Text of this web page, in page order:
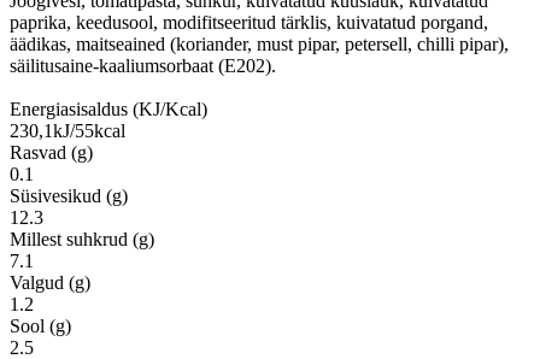
paprika, keedusool, modifitseeritud tärklis, kuivatatud porgand,
äädikas, maitseained (koriander, must pipar, petersell, chilli pipar),
säilitusaine-kaaliumsorbaat (E202).
Energiasisaldus (KJ/Kcal)
230,1kJ/55kcal
Rasvad (g)
0.1
Süsivesikud (g)
12.3
Millest suhkrud (g)
7.1
Valgud (g)
1.2
Sool (g)
2.5